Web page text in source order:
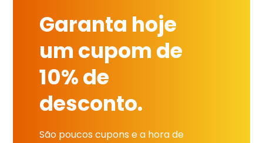
Garanta hoje
um cupom de
10% de
desconto.
São poucos cupons e a hora de